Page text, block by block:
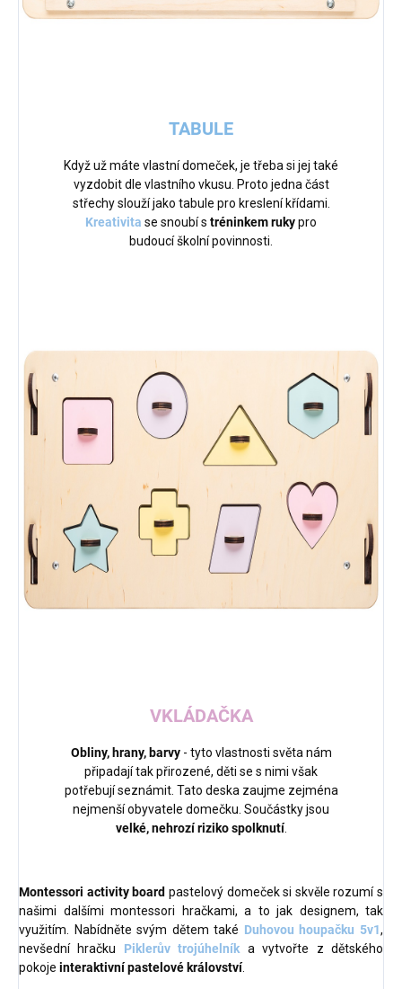
TABULE
Když už máte vlastní domeček, je třeba si jej také
vyzdobit dle vlastního vkusu. Proto jedna část
střechy slouží jako tabule pro kreslení křídami.
Kreativita se snoubí s tréninkem rukypro
budoucí školní povinnosti.
VKLÁDAČKA
Obliny, hrany, barvy- tyto vlastnosti světa nám
připadají tak přirozené, děti se s nimi však
potřebují seznámit. Tato deska zaujme zejména
nejmenší obyvatele domečku. Součástky jsou
velké, nehrozí riziko spolknutí.
Montessori activity board pastelový domeček si skvěle rozumí s
našimi dalšími montessori hračkami, a to jak designem, tak
využitím. Nabídněte svým dětem také Duhovou houpačku 5v1,
nevšední hračku Piklerův trojúhelníka vytvořte z dětského
pokoje interaktivní pastelové království.